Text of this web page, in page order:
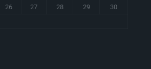
26 27 28 29
30